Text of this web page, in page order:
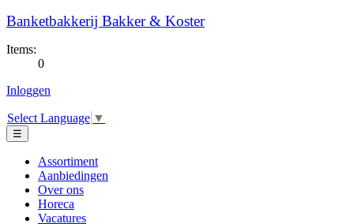
Banketbakkerij Bakker & Koster
Items:
0
Inloggen
Select Language ▼
☰
Assortiment
Aanbiedingen
Over ons
Horeca
Vacatures